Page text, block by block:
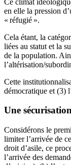
en elle la pression
« réfugié ».
Cela étant, la
liées au statut et la
de la population.
l’altérisation/
Cette
démocratique et (3)
Une
Considérons le
limiter l’arrivée de
droit d’asile, ce
l’arrivée des